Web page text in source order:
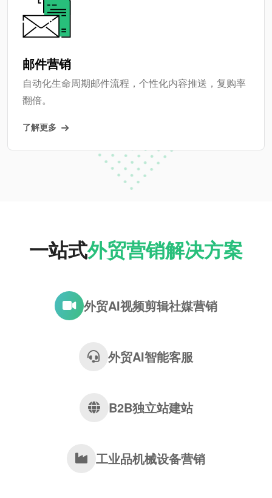
邮件营销
自动化生命周期邮件流程，个性化内容推送，复购率
翻倍。
了解更多
一站式外贸营销解决方案
外贸AI视频剪辑社媒营销
外贸AI智能客服
B2B独立站建站
工业品机械设备营销